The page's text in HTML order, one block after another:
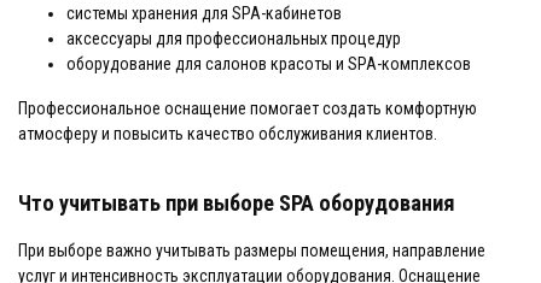
системы хранения для SPA-кабинетов
аксессуары для профессиональных процедур
оборудование для салонов красоты и SPA-комплексов
Профессиональное оснащение помогает создать комфортную
атмосферу и повысить качество обслуживания клиентов.
Что учитывать при выборе SPA оборудования
При выборе важно учитывать размеры помещения, направление
услуг и интенсивность эксплуатации оборудования. Оснащение